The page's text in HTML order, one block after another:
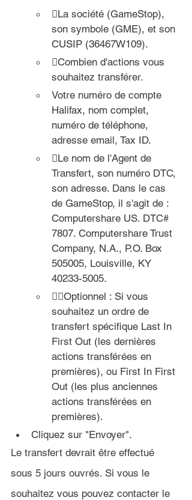
La société (GameStop),
son symbole (GME), et son
CUSIP (36467W109).
Combien d'actions vous
souhaitez transférer.
Votre numéro de compte
Halifax, nom complet,
numéro de téléphone,
adresse email, Tax ID.
Le nom de l'Agent de
Transfert, son numéro DTC,
son adresse. Dans le cas
de GameStop, il s'agit de :
Computershare US. DTC#
7807. Computershare Trust
Company, N.A., P.O. Box
505005, Louisville, KY
40233-5005.
Optionnel : Si vous
souhaitez un ordre de
transfert spécifique Last In
First Out (les dernières
actions transférées en
premières), ou First In First
Out (les plus anciennes
actions transférées en
premières).
Cliquez sur "Envoyer".
Le transfert devrait être effectué
sous 5 jours ouvrés. Si vous le
souhaitez vous pouvez contacter le